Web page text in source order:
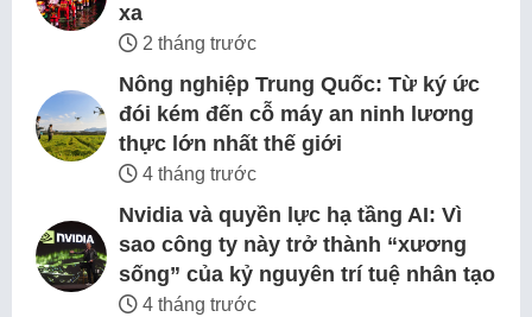
xa
2 tháng trước
Nông nghiệp Trung Quốc: Từ ký ức
đói kém đến cỗ máy an ninh lương
thực lớn nhất thế giới
4 tháng trước
Nvidia và quyền lực hạ tầng AI: Vì
sao công ty này trở thành “xương
sống” của kỷ nguyên trí tuệ nhân tạo
4 tháng trước